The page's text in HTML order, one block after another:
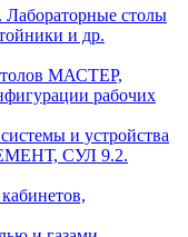
столы
и др.
МАСТЕР,
рабочих
и устройства
СУЛ 9.2.